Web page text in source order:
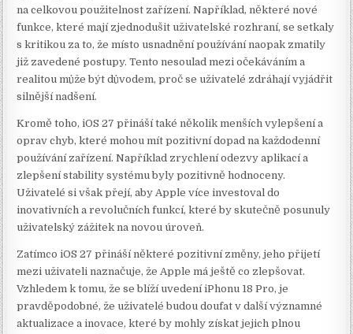
na celkovou použitelnost zařízení. Například, některé nové
funkce, které mají zjednodušit uživatelské rozhraní, se setkaly
s kritikou za to, že místo usnadnění používání naopak zmatily
již zavedené postupy. Tento nesoulad mezi očekáváním a
realitou může být důvodem, proč se uživatelé zdráhají vyjádřit
silnější nadšení.
Kromě toho, iOS 27 přináší také několik menších vylepšení a
oprav chyb, které mohou mít pozitivní dopad na každodenní
používání zařízení. Například zrychlení odezvy aplikací a
zlepšení stability systému byly pozitivně hodnoceny.
Uživatelé si však přejí, aby Apple více investoval do
inovativních a revolučních funkcí, které by skutečně posunuly
uživatelský zážitek na novou úroveň.
Zatímco iOS 27 přináší některé pozitivní změny, jeho přijetí
mezi uživateli naznačuje, že Apple má ještě co zlepšovat.
Vzhledem k tomu, že se blíží uvedení iPhonu 18 Pro, je
pravděpodobné, že uživatelé budou doufat v další významné
aktualizace a inovace, které by mohly získat jejich plnou